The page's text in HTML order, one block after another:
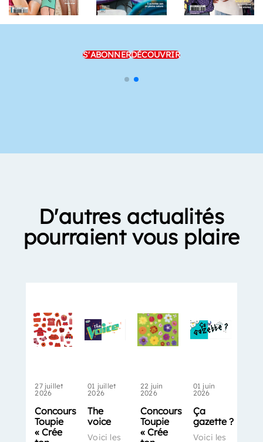
S'ABONNERDÉCOUVRIR
D'autres actualités
pourraient vous plaire
27 juillet
2026
Concours
Toupie
« Crée
01 juillet
2026
The
voice
Voici les
22 juin
2026
Concours
Toupie
« Crée
01 juin
2026
Ça
gazette ?
Voici les